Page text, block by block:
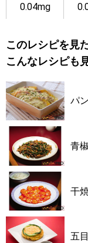
0.04mg
このレシピを見
こんなレシピも
パ
青
干
五